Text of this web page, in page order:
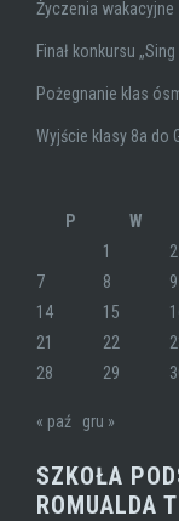
Życzenia wakacyjne
Finał konkursu
Pożegnanie klas
Wyjście klasy 8a do
P
W
1
2
7
8 9
14
15
21
22
28
29
« paź gru »
SZKOŁA
ROMUALDA